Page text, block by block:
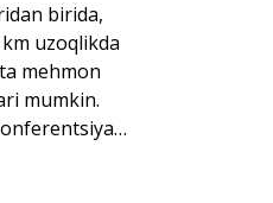
birida,
uzoqlikda
mehmon
mumkin.
turk